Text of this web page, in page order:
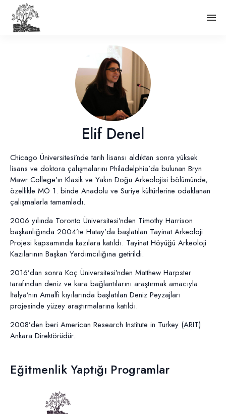
Elif Denel
Chicago Üniversitesi’nde tarih lisansı aldıktan sonra yüksek
lisans ve doktora çalışmalarını Philadelphia’da bulunan Bryn
Mawr College’ın Klasik ve Yakın Doğu Arkeolojisi bölümünde,
özellikle MÖ 1. binde Anadolu ve Suriye kültürlerine odaklanan
çalışmalarla tamamladı.
2006 yılında Toronto Üniversitesi’nden Timothy Harrison
başkanlığında 2004’te Hatay’da başlatılan Tayinat Arkeoloji
Projesi kapsamında kazılara katıldı. Tayinat Höyüğü Arkeoloji
Kazılarının Başkan Yardımcılığına getirildi.
2016’dan sonra Koç Üniversitesi’nden Matthew Harpster
tarafından deniz ve kara bağlantılarını araştırmak amacıyla
İtalya’nın Amalfi kıyılarında başlatılan Deniz Peyzajları
projesinde yüzey araştırmalarına katıldı.
2008’den beri American Research Institute in Turkey (ARIT)
Ankara Direktörüdür.
Eğitmenlik Yaptığı Programlar